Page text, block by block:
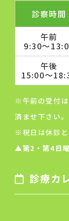
診察時間
午前
9:30～
午後
15:00～
※午前の受付
済ませ下さい。
※祝日は休診と
▲第2・第4日
診療カ